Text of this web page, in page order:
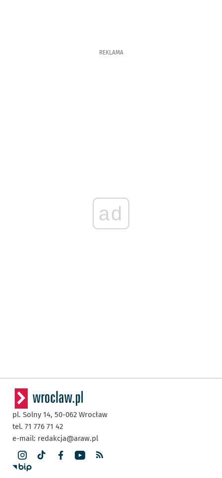
REKLAMA
ad
pl. Solny 14, 50-062 Wrocław
tel. 71 776 71 42
e-mail: redakcja@araw.pl